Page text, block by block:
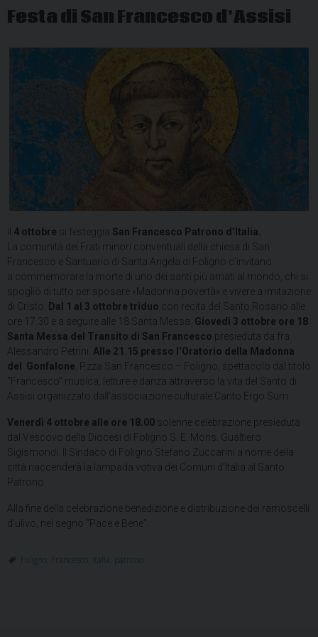
Festa di San Francesco d’Assisi
4 ottobre si festeggia San Francesco Patrono d’Italia.
La comunità dei Frati minori conventuali della chiesa di San
Francesco e Santuario di Santa Angela di Foligno c’invitano
a commemorare la morte di uno dei santi più amati al mondo, chi si
spogliò di tutto per sposare «Madonna povertà» e vivere a imitazione
di Cristo.
Dal 1 al 3 ottobre triduo con recita del Santo Rosario alle
ore 17.30 e a seguire alle 18 Santa Messa. Giovedì 3 ottobre ore 18
Santa Messa del Transito di San Francesco presieduta da fra
Alessandro Petrini. Alle 21.15 presso l’Oratorio della Madonna
del Gonfalone , P.zza San Francesco – Foligno, spettacolo dal titolo
“Francesco” musica, letture e danza attraverso la vita del Santo di
Assisi organizzato dall’associazione culturale Canto Ergo Sum.
Venerdì 4 ottobre alle ore 18.00 solenne celebrazione presieduta
dal Vescovo della Diocesi di Foligno S. E. Mons. Gualtiero
Sigismondi. Il Sindaco di Foligno Stefano Zuccarini a nome della
città riaccenderà la lampada votiva dei Comuni d’Italia al Santo
Patrono.
Alla fine della celebrazione benedizione e distribuzione dei ramoscelli
d’ulivo, nel segno “Pace e Bene”.
Foligno Francesco Italia patrono